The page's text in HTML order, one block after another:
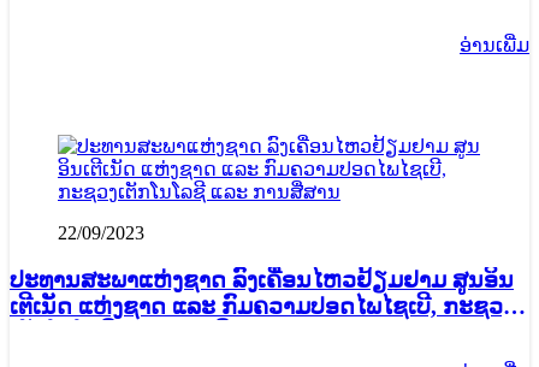
ອ່ານ​ເພີ່ມ
22/09/2023
ປະທານສະພາແຫ່ງຊາດ ລົງເຄື່ອນໄຫວຢ້ຽມຢາມ ສູນອິນ
ເຕີເນັດ ແຫ່ງຊາດ ແລະ ກົມຄວາມປອດໄພໄຊເບີ, ກະຊວງ